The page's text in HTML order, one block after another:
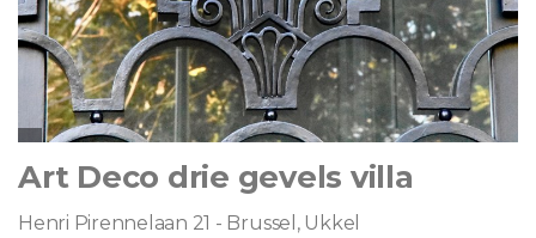
Art Deco drie gevels villa
Henri Pirennelaan 21 - Brussel, Ukkel